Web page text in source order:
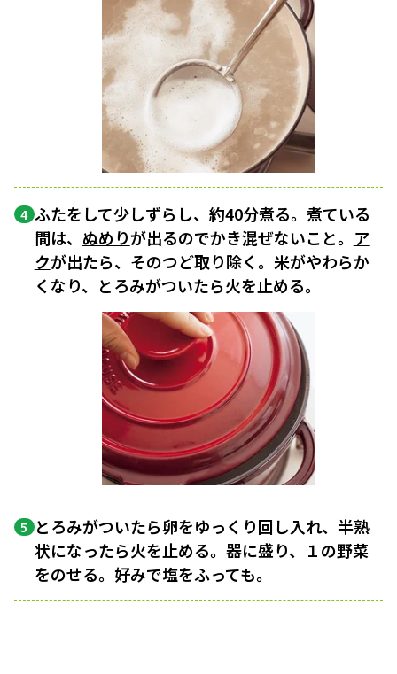
4 ふたをして少しずらし、約40分煮る。煮ている
間は、 ぬめりが出るのでかき混ぜないこと。 ア
クが出たら、そのつど取り除く。米がやわらか
くなり、とろみがついたら火を止める。
5 とろみがついたら卵をゆっくり回し入れ、半熟
状になったら火を止める。器に盛り、１の野菜
をのせる。好みで塩をふっても。